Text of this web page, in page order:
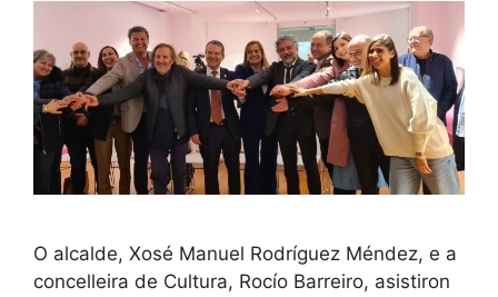
O alcalde, Xosé Manuel Rodríguez Méndez, e a
concelleira de Cultura, Rocío Barreiro, asistiron